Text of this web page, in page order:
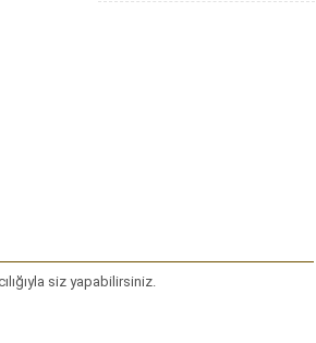
siz yapabilirsiniz.